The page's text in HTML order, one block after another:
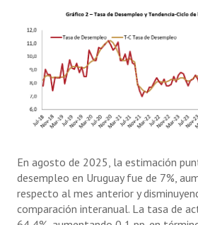
En agosto de 2025, la estimación
desempleo en Uruguay fue de 7%,
respecto al mes anterior y
comparación interanual. La tasa de